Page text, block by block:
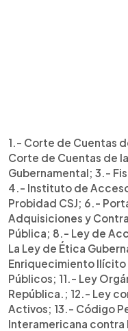
1.- Corte de Cuentas
Corte de Cuentas de
Gubernamental; 3.-
4.- Instituto de
Probidad CSJ; 6.-
Adquisiciones y
Pública; 8.- Ley de
La Ley de Ética
Enriquecimiento Ilícito
Públicos; 11.- Ley
República.; 12.- Ley
Activos; 13.- Código
Interamericana contra